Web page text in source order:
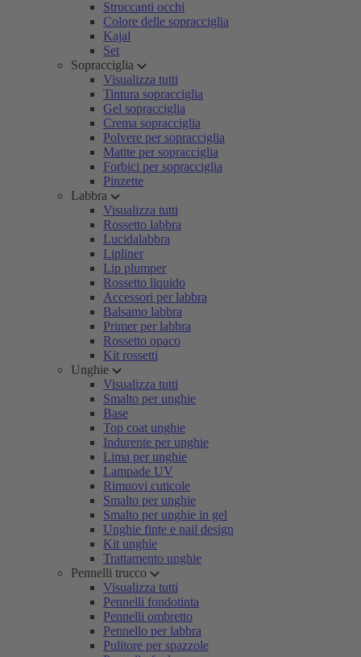
Struccanti occhi
Colore delle sopracciglia
Kajal
Set
Sopracciglia
Visualizza tutti
Tintura sopracciglia
Gel sopracciglia
Crema sopracciglia
Polvere per sopracciglia
Matite per sopracciglia
Forbici per sopracciglia
Pinzette
Labbra
Visualizza tutti
Rossetto labbra
Lucidalabbra
Lipliner
Lip plumper
Rossetto liquido
Accessori per labbra
Balsamo labbra
Primer per labbra
Rossetto opaco
Kit rossetti
Unghie
Visualizza tutti
Smalto per unghie
Base
Top coat unghie
Indurente per unghie
Lima per unghie
Lampade UV
Rimuovi cuticole
Smalto per unghie
Smalto per unghie in gel
Unghie finte e nail design
Kit unghie
Trattamento unghie
Pennelli trucco
Visualizza tutti
Pennelli fondotinta
Pennelli ombretto
Pennello per labbra
Pulitore per spazzole